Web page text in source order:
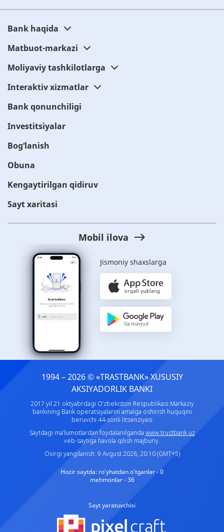
Bank haqida
Matbuot-markazi
Moliyaviy tashkilotlarga
Interaktiv xizmatlar
Bank qonunchiligi
Investitsiyalar
Bog‘lanish
Obuna
Kengaytirilgan qidiruv
Sayt xaritasi
Mobil ilova
Jismoniy shaxslarga
1994 – 2026 © «TRASTBANK» ХUSUSIY
AKSIYADORLIK BANKI
2017 yil 21 oktyabrdagi O‘zbekiston Respublikasi Markaziy
bankining Bank operatsiyalarini amalga oshirish huquqini
beruvchi 44-sonli litsenziyasi
Saytdagi ma’lumotlardan foydalanilganda www.trustbank.uz
veb-saytiga havola qilish majburiy.
Oxirgi yangilanish: 9 Avgust 2026, 20:10 (GMT+5)
Hozir saytda: ro'yhatdan o'tganlar - 0
mehmonlar - 36
Sayt yaratuvchisi